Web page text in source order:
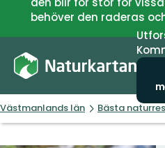
behöver den raderas
Västmanlands län Bästa